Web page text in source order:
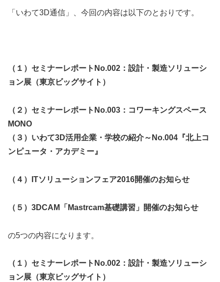
「いわて3D通信」、今回の内容は以下のとおりです。
（１）セミナーレポートNo.002：設計・製造ソリューシ
ョン展（東京ビッグサイト）
（２）セミナーレポートNo.003：コワーキングスペース
MONO
（３）いわて3D活用企業・学校の紹介～No.004『北上コ
ンピュータ・アカデミー』
（４）ITソリューションフェア2016開催のお知らせ
（５）3DCAM「Mastrcam基礎講習」開催のお知らせ
の5つの内容になります。
（１）セミナーレポートNo.002：設計・製造ソリューシ
ョン展（東京ビッグサイト）